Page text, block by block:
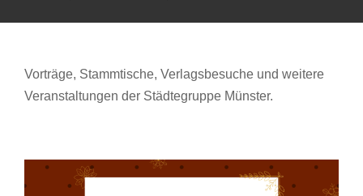
Vorträge, Stammtische, Verlagsbesuche und weitere
Veranstaltungen der Städtegruppe Münster.
Jahresrückblick der Städtegruppe Münster